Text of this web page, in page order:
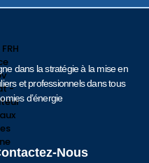
dans la stratégie à la mise en
et professionnels dans tous
d’énergie
Nous